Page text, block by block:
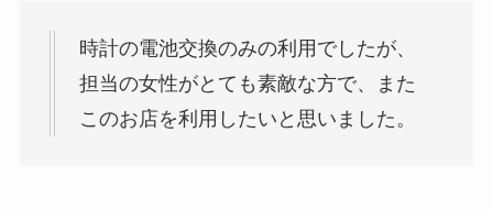
時計の電池交換のみの利用でしたが、
担当の女性がとても素敵な方で、また
このお店を利用したいと思いました。